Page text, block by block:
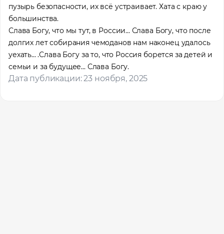
пузырь безопасности, их всё устраивает. Хата с краю у
большинства.
Слава Богу, что мы тут, в России... Слава Богу, что после
долгих лет собирания чемоданов нам наконец удалось
уехать... .Слава Богу за то, что Россия борется за детей и
семьи и за будущее... Слава Богу.
Дата публикации: 23 ноября, 2025
в трудоустройстве
заявку и мы подберем вам доступные варианты
в интересующей вас локации